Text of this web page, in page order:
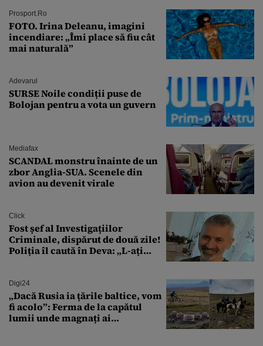
Prosport.ro
FOTO. Irina Deleanu, imagini
incendiare: „Îmi place să fiu cât
mai naturală”
Adevarul
SURSE Noile condiții puse de
Bolojan pentru a vota un guvern
Mediafax
SCANDAL monstru înainte de un
zbor Anglia-SUA. Scenele din
avion au devenit virale
Click
Fost șef al Investigațiilor
Criminale, dispărut de două zile!
Poliția îl caută în Deva: „L-ați
Digi24
„Dacă Rusia ia țările baltice, vom
fi acolo”: Ferma de la capătul
lumii unde magnați ai